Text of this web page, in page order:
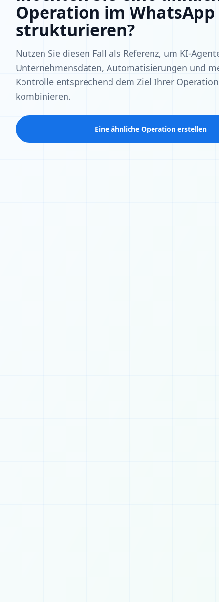
Operation im WhatsApp
strukturieren?
Nutzen Sie diesen Fall als Referenz, um KI-
Unternehmensdaten, Automatisierungen und
Kontrolle entsprechend dem Ziel Ihrer
kombinieren.
Eine ähnliche Operation erstellen